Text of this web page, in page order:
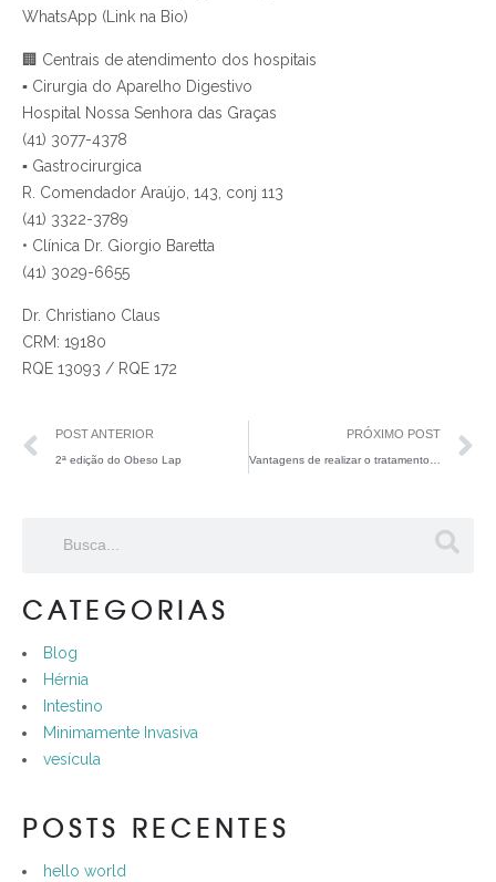
WhatsApp (Link na Bio)
🏢 Centrais de atendimento dos hospitais
▪ Cirurgia do Aparelho Digestivo
Hospital Nossa Senhora das Graças
(41) 3077-4378
▪ Gastrocirurgica
R. Comendador Araújo, 143, conj 113
(41) 3322-3789
• Clínica Dr. Giorgio Baretta
(41) 3029-6655
Dr. Christiano Claus
CRM: 19180
RQE 13093 / RQE 172
POST ANTERIOR
2ª edição do Obeso Lap
PRÓXIMO POST
CATEGORIAS
Blog
Hérnia
Intestino
Minimamente Invasiva
vesícula
POSTS RECENTES
hello world